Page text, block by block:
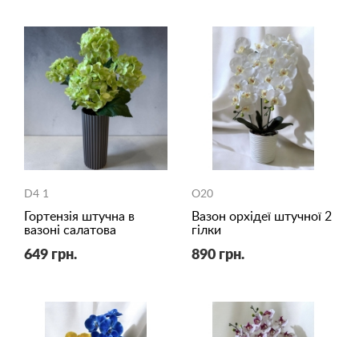
D4 1
Гортензія штучна в
вазоні салатова
649 грн.
O20
Вазон орхідеї штучної 2
гілки
890 грн.